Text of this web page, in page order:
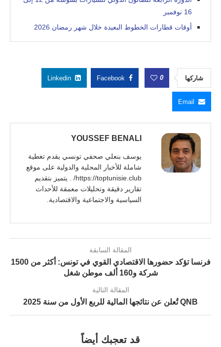
16 نوفمبر
أوقات قطارات الخطوط البعيدة خلال شهر رمضان 2026
شاركها 0
Facebook
Linkedin
Email
YOUSSEF BENALI
يوسف بنعلي صحفي تونسي يقدم تغطية
شاملة للأخبار المحلية والدولية على موقع
https://toptunisie.club/ . يتميز بتقديم
تقارير دقيقة وتحليلات معمقة للأحداث
السياسية والاجتماعية والاقتصادية.
المقالة السابقة
فرنسا تؤكد حضورها الاقتصادي القوي في تونس: أكثر من 1500
شركة و160 ألف موطن شغل
المقالة التالية
QNB تُعلن عن نتائجها المالية للربع الأول من سنة 2025
قد تعجبك أيضاً